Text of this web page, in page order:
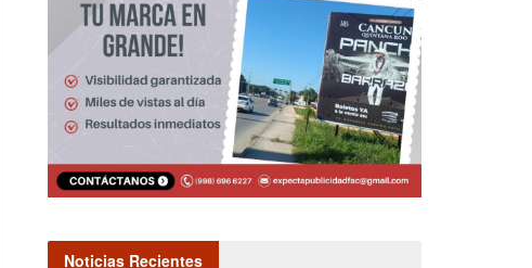
Noticias Recientes